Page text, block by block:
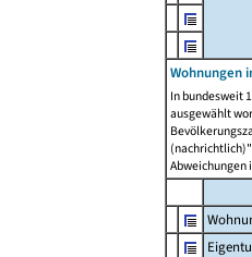
Wohnungen
In bundesweit
ausgewählt
Abweichungen